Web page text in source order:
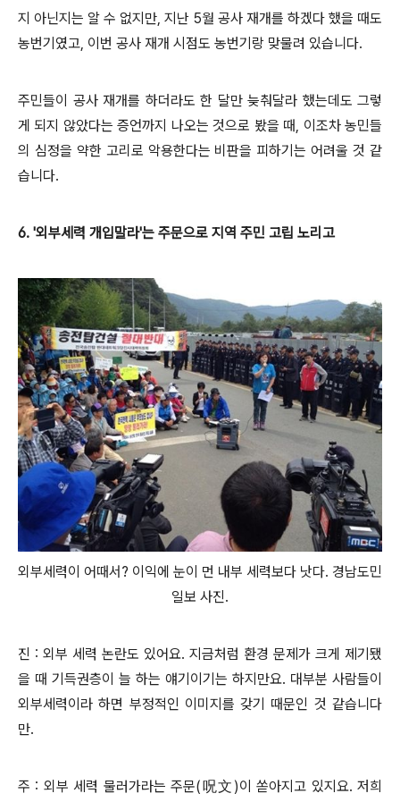
지 아닌지는 알 수 없지만, 지난 5월 공사 재개를 하겠다 했을 때도
농번기였고, 이번 공사 재개 시점도 농번기랑 맞물려 있습니다.
주민들이 공사 재개를 하더라도 한 달만 늦춰달라 했는데도 그렇
게 되지 않았다는 증언까지 나오는 것으로 봤을 때, 이조차 농민들
의 심정을 약한 고리로 악용한다는 비판을 피하기는 어려울 것 같
습니다.
6. '외부세력 개입말라'는 주문으로 지역 주민 고립 노리고
외부세력이 어때서? 이익에 눈이 먼 내부 세력보다 낫다. 경남도민
일보 사진.
진 : 외부 세력 논란도 있어요. 지금처럼 환경 문제가 크게 제기됐
을 때 기득권층이 늘 하는 얘기이기는 하지만요. 대부분 사람들이
외부세력이라 하면 부정적인 이미지를 갖기 때문인 것 같습니다
만.
주 : 외부 세력 물러가라는 주문(呪文)이 쏟아지고 있지요. 저희